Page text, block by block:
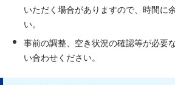
いただく場合がありますので、時間に
い。
事前の調整、空き状況の確認等が必要
い合わせください。